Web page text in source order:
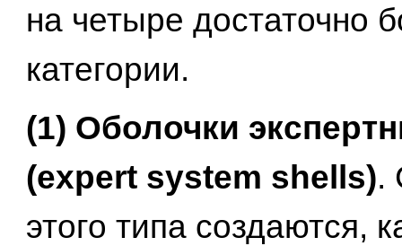
на четыре достаточно
категории.
(1) Оболочки
(expert system shells).
этого типа создаются,